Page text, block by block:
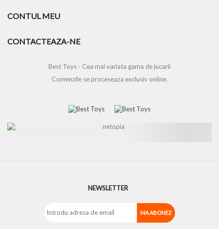
CONTUL MEU
CONTACTEAZA-NE
Best Toys - Cea mai variata gama de jucarii
Comenzile se proceseaza exclusiv online.
NEWSLETTER